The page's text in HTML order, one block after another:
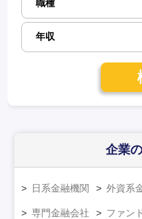
企業
日系金融機関 外資系
専門金融会社 ファン